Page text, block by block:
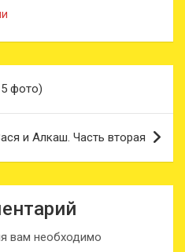
фото)
и Алкаш. Часть вторая
вам необходимо